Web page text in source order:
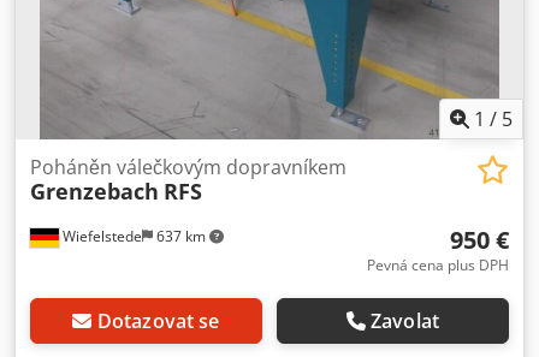
1 / 5
Wiefelstede 637 km
Poháněn válečkovým dopravníkem
Grenzebach RFS
950 €
Pevná cena plus DPH
Dotazovat se Zavolat